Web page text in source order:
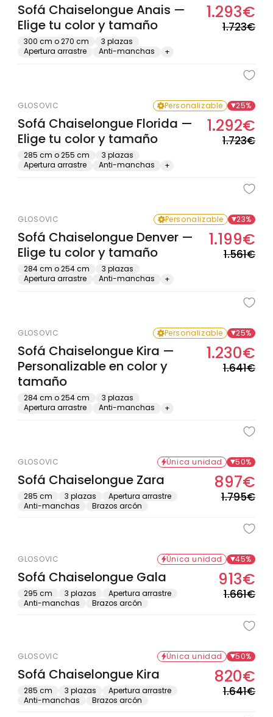
Sofá Chaiselongue Anais —
Elige tu color y tamaño
300 cm o 270 cm
3 plazas
Apertura arrastre
Anti-manchas +
1.723€de
1.293€
GLOSOVIC Personalizable 25%
Sofá Chaiselongue Florida —
Elige tu color y tamaño
285 cm o 255 cm
3 plazas
Apertura arrastre
Anti-manchas +
1.723€de
1.292€
GLOSOVIC Personalizable 23%
Sofá Chaiselongue Denver —
Elige tu color y tamaño
284 cm o 254 cm
3 plazas
Apertura arrastre
Anti-manchas +
1.561€de
1.199€
GLOSOVIC Personalizable 25%
Sofá Chaiselongue Kira —
Personalizable en color y
tamaño
284 cm o 254 cm
3 plazas
Apertura arrastre
Anti-manchas +
1.641€de
1.230€
Oferta solo en tienda física
GLOSOVIC Única unidad 50%
Sofá Chaiselongue Zara
285 cm 3 plazas
Apertura arrastre
Anti-manchas
Brazos arcón
1.795€de
897€
Oferta solo en tienda física
GLOSOVIC Única unidad 45%
Sofá Chaiselongue Gala
295 cm 3 plazas
Apertura arrastre
Anti-manchas
Brazos arcón
1.661€de
913€
Oferta solo en tienda física
GLOSOVIC Única unidad 50%
Sofá Chaiselongue Kira
285 cm 3 plazas
Apertura arrastre
Anti-manchas
Brazos arcón
1.641€de
820€